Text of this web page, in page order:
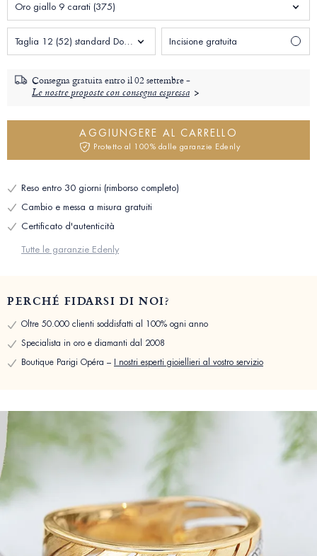
Oro giallo 9 carati (375)
Taglia 12 (52) standard Donna Incisione gratuita
Consegna gratuita entro il02 settembre -
Le nostre proposte con consegna espressa
AGGIUNGERE AL CARRELLO
Protetto al 100% dalle garanzie Edenly
Reso entro 30 giorni (rimborso completo)
Cambio e messa a misura gratuiti
Certificato d'autenticità
Tutte le garanzie Edenly
PERCHÉ FIDARSI DI NOI?
Oltre 50.000 clienti soddisfatti al 100% ogni anno
Specialista in oro e diamanti dal 2008
Boutique Parigi Opéra – I nostri esperti gioiellieri al vostro servizio